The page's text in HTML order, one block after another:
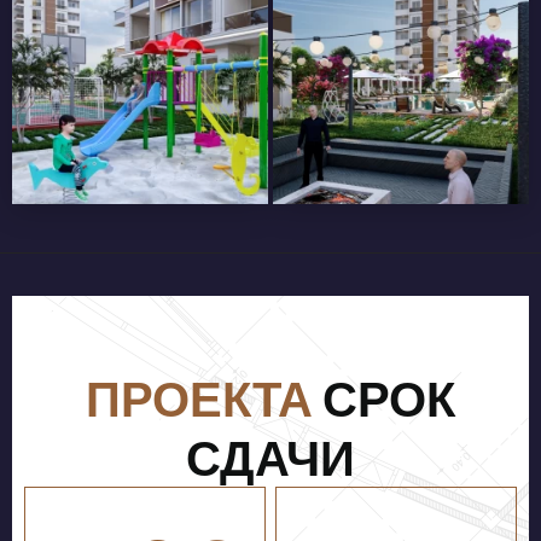
ДУШЕВАЯ КАБИНА 1-ГО
КЛАССА
ПАРКЕТ 8 ММ
БАЛКОННЫЕ
ОГРАЖДЕНИЯ
ПРОЕКТА СРОК
СДАЧИ